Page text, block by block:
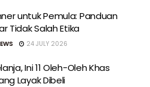
untuk Pemula: Panduan
Tidak Salah Etika
24 JULY 2026
Ini 11 Oleh-Oleh Khas
Layak Dibeli